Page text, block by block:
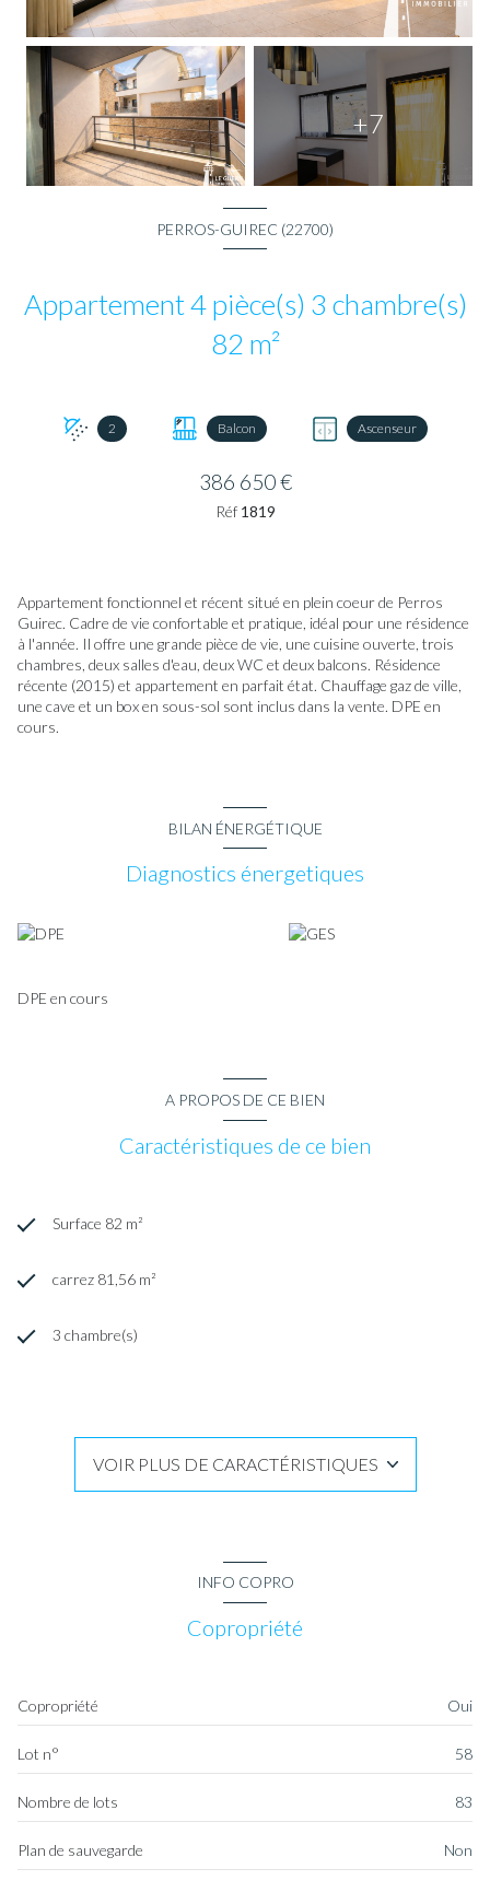
+7
PERROS-GUIREC (22700)
Appartement 4 pièce(s) 3 chambre(s)
82 m²
2 Balcon Ascenseur
386 650 €
Réf 1819
Appartement fonctionnel et récent situé en plein coeur de Perros
Guirec. Cadre de vie confortable et pratique, idéal pour une résidence
à l'année. Il offre une grande pièce de vie, une cuisine ouverte, trois
chambres, deux salles d'eau, deux WC et deux balcons. Résidence
récente (2015) et appartement en parfait état. Chauffage gaz de ville,
une cave et un box en sous-sol sont inclus dans la vente. DPE en
cours.
BILAN ÉNERGÉTIQUE
Diagnostics énergetiques
DPE en cours
A PROPOS DE CE BIEN
Caractéristiques de ce bien
Surface 82 m²
carrez 81,56 m²
3 chambre(s)
Chauffage individuel : chaudière (gaz de ville)
1er étage
VOIR PLUS DE CARACTÉRISTIQUES
INFO COPRO
Copropriété
Copropriété Oui
Lot n° 58
Nombre de lots 83
Plan de sauvegarde Non